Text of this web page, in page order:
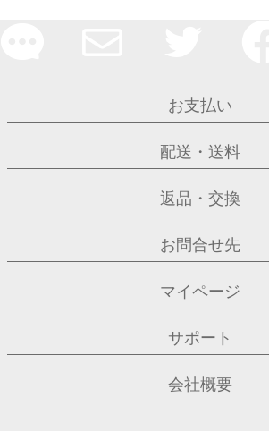
お支払い
配送・送料
返品・交換
お問合せ先
マイページ
サポート
会社概要